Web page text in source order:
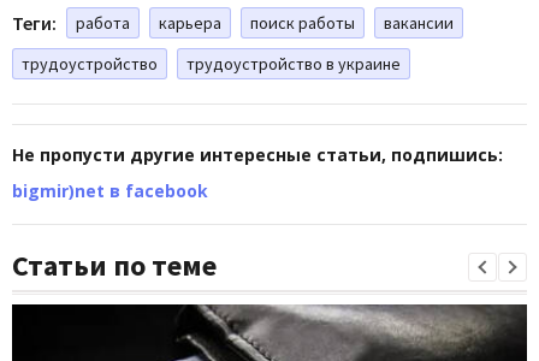
Теги: работа карьера поиск работы
вакансии
трудоустройство
трудоустройство в украине
Не пропусти другие интересные статьи, подпишись:
bigmir)net в facebook
Статьи по теме